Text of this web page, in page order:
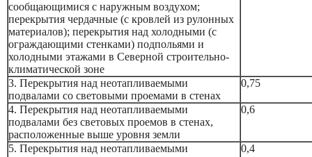
сообщающимися с наружным воздухом;
перекрытия чердачные (с кровлей из рулонных
материалов); перекрытия над холодными (с
ограждающими стенками) подпольями и
холодными этажами в Северной строительно-
климатической зоне
3. Перекрытия над неотапливаемыми
подвалами со световыми проемами в стенах
0,75
4. Перекрытия над неотапливаемыми
подвалами без световых проемов в стенах,
расположенные выше уровня земли
0,6
5. Перекрытия над неотапливаемыми
0,4